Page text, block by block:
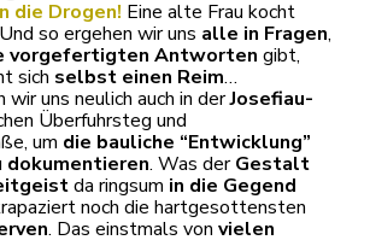
die Drogen! Eine alte Frau kocht
so ergehen wir uns alle in Fragen,
vorgefertigten Antworten gibt,
sich selbst einen Reim…
wir uns neulich auch in derJosefiau-
Überfuhrsteg und
um die bauliche “Entwicklung”
dokumentieren. Was derGestalt
da ringsum in die Gegend
noch die hartgesottensten
. Das einstmals von vielen